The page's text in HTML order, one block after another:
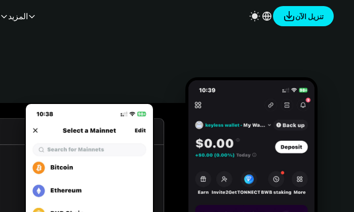
المزيد تنزيل الآن